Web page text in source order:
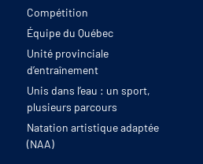
Compétition
Équipe du Québec
Unité provinciale
d’entraînement
Unis dans l’eau : un sport,
plusieurs parcours
Natation artistique adaptée
(NAA)